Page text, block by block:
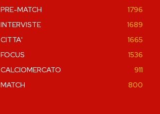
PRE-MATCH
1796
INTERVISTE
1689
CITTA'
1665
FOCUS
1536
CALCIOMERCATO
911
MATCH
800